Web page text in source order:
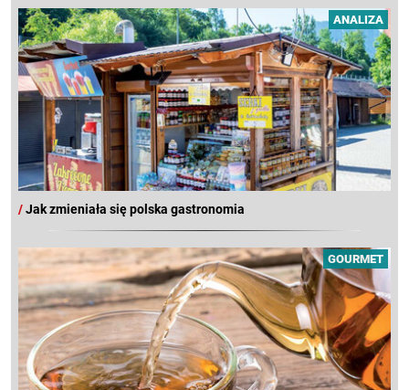
ANALIZA
/Jak zmieniała się polska gastronomia
GOURMET